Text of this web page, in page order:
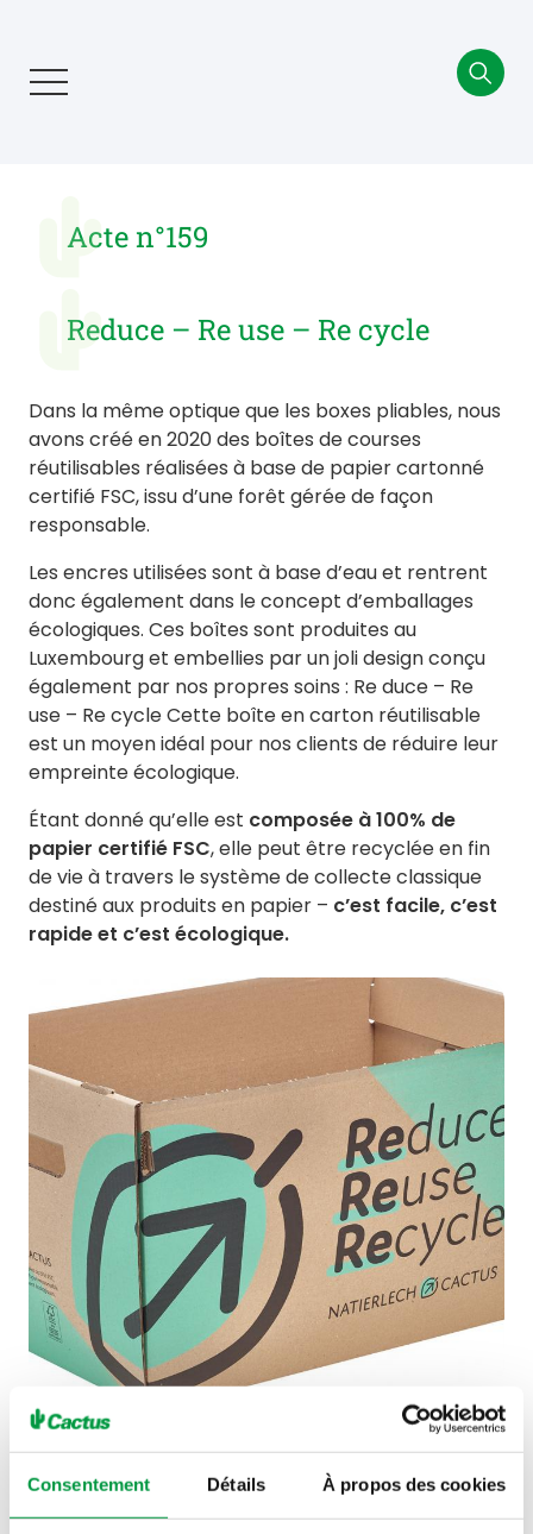
Consentement Détails À propos des cookies
principalActe n°159
Reduce – Re use – Re cycle
Dans la même optique que les boxes pliables, nous
avons créé en 2020 des boîtes de courses
réutilisables réalisées à base de papier cartonné
certifié FSC, issu d’une forêt gérée de façon
responsable.
Les encres utilisées sont à base d’eau et rentrent
donc également dans le concept d’emballages
écologiques. Ces boîtes sont produites au
Luxembourg et embellies par un joli design conçu
également par nos propres soins : Re duce – Re
use – Re cycle Cette boîte en carton réutilisable
est un moyen idéal pour nos clients de réduire leur
empreinte écologique.
Étant donné qu’elle est composée à 100% de
papier certifié FSC, elle peut être recyclée en fin
de vie à travers le système de collecte classique
destiné aux produits en papier – c’est facile, c’est
rapide et c’est écologique.
Voir tous nos actes